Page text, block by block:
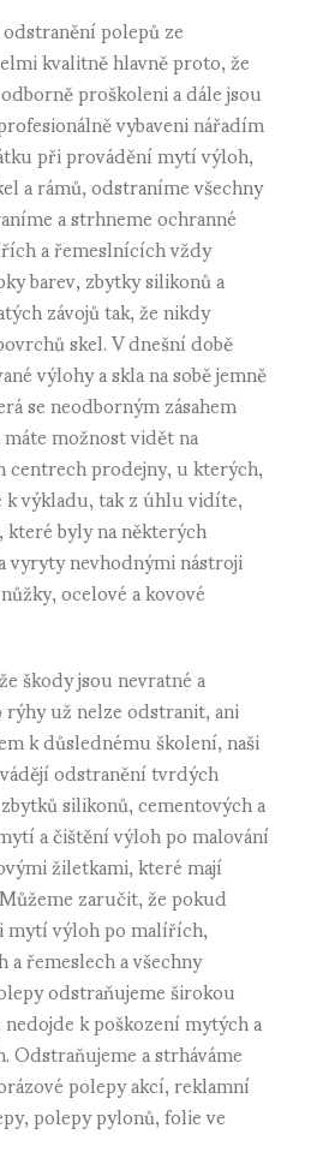
polepů ze
kvalitně hlavně proto, že
proškoleni a dále jsou
vybaveni nářadím
při provádění mytí výloh,
a rámů, odstraníme všechny
a strhneme ochranné
a řemeslnících vždy
barev, zbytky silikonů a
závojů tak, že nikdy
skel. V dnešní době
výlohy a skla na sobě jemně
se neodborným zásahem
možnost vidět na
prodejny, u kterých,
výkladu, tak z úhlu vidíte,
byly na některých
nevhodnými nástroji
ocelové a kovové
škody jsou nevratné a
už nelze odstranit, ani
k důslednému školení, naši
odstranění tvrdých
silikonů, cementových a
a čištění výloh po malování
žiletkami, které mají
zaručit, že pokud
výloh po malířích,
řemeslech a všechny
odstraňujeme širokou
k poškození mytých a
a strháváme
polepy akcí, reklamní
polepy pylonů, folie ve